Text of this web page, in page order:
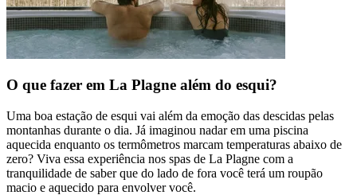
O que fazer em La Plagne além do esqui?
Uma boa estação de esqui vai além da emoção das descidas pelas
montanhas durante o dia. Já imaginou nadar em uma piscina
aquecida enquanto os termômetros marcam temperaturas abaixo de
zero? Viva essa experiência nos spas de La Plagne com a
tranquilidade de saber que do lado de fora você terá um roupão
macio e aquecido para envolver você.